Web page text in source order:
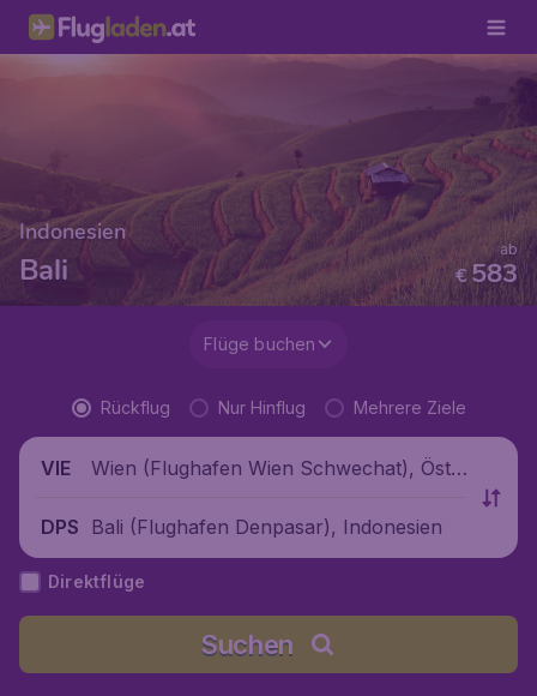
Indonesien
Bali €583
ab
Flüge buchen
Rückflug Nur Hinflug Mehrere Ziele
VIE
Wien (Flughafen Wien Schwechat), Öste
DPS Bali (Flughafen Denpasar), Indonesien
Direktflüge
Suchen